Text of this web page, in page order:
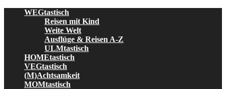
WEGtastisch
Reisen mit Kind
Weite Welt
Ausflüge & Reisen A-Z
ULMtastisch
HOMEtastisch
VEGtastisch
(M)Achtsamkeit
MOMtastisch